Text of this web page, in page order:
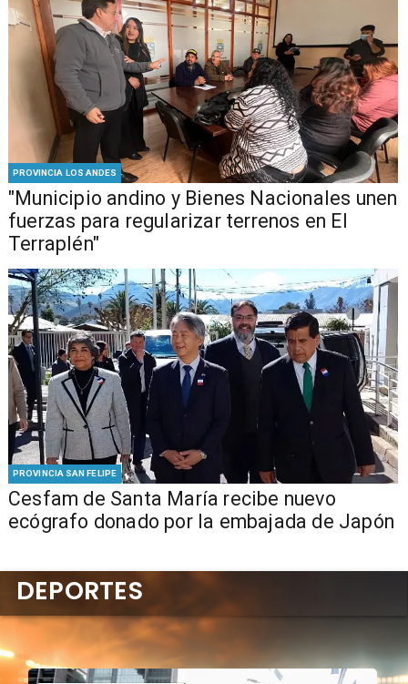
PROVINCIA LOS ANDES
"Municipio andino y Bienes Nacionales unen
fuerzas para regularizar terrenos en El
Terraplén"
PROVINCIA SAN FELIPE
Cesfam de Santa María recibe nuevo
ecógrafo donado por la embajada de Japón
DEPORTES